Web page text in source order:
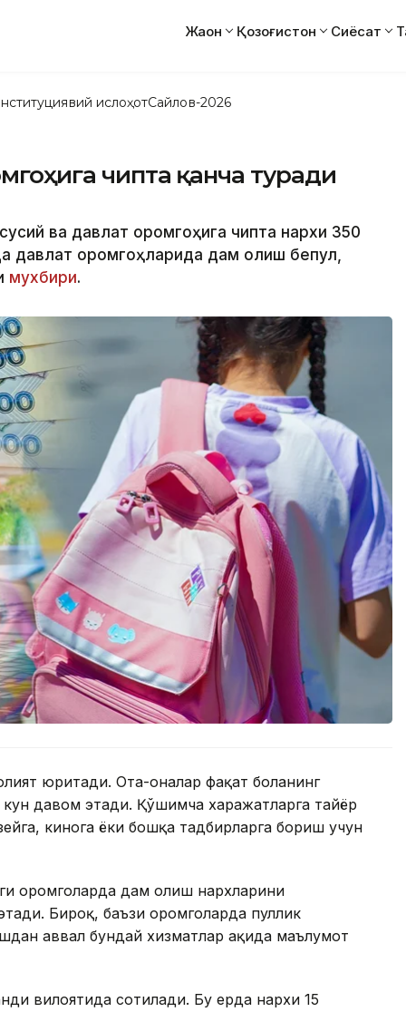
Жаҳон Қозоғистон Сиёсат
ислоҳотСайлов-2026
чипта қанча туради
ва давлат оромгоҳига чипта нархи 350
давлат оромгоҳларида дам олиш бепул,
мухбири.
юритади. Ота-оналар фақат боланинг
давом этади. Қўшимча харажатларга тайёр
кинога ёки бошқа тадбирларга бориш учун
оромгоҳларда дам олиш нархларини
Бироқ, баъзи оромгоҳларда пуллик
аввал бундай хизматлар ҳақида маълумот
вилоятида сотилади. Бу ерда нархи 15